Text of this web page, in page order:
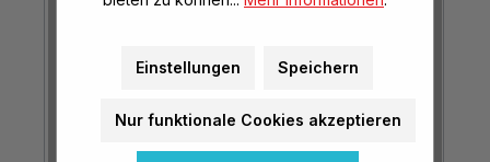
Einstellungen Speichern
Nur funktionale Cookies akzeptieren